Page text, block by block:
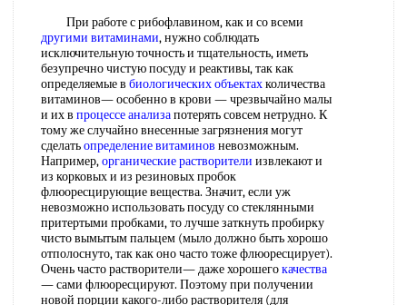
При работе с рибофлавином, как и со всеми
другими витаминами, нужно соблюдать
исключительную точность и тщательность, иметь
безупречно чистую посуду и реактивы, так как
определяемые в биологических объектахколичества
витаминов— особенно в крови — чрезвычайно малы
и их в процессе анализапотерять совсем нетрудно. К
тому же случайно внесенные загрязнения могут
сделатьопределение витаминов невозможным.
Например,органические растворители извлекают и
из корковых и из резиновых пробок
флюоресцирующие вещества. Значит, если уж
невозможно использовать посуду со стеклянными
притертыми пробками, то лучше заткнуть пробирку
чисто вымытым пальцем (мыло должно быть хорошо
отполоснуто, так как оно часто тоже флюоресцирует).
Очень часто растворители— даже хорошегокачества
— сами флюоресцируют. Поэтому при получении
новой порции какого-либо растворителя (для